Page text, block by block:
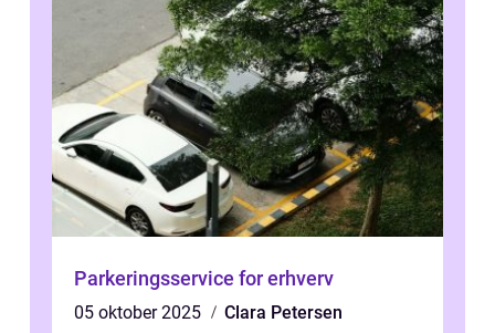
Parkeringsservice for erhverv
05 oktober 2025
Clara Petersen